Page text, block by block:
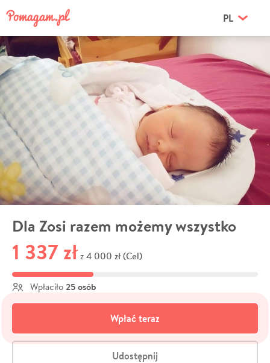
PL
Dla Zosi razem możemy wszystko
1 337 zł z 4 000 zł (Cel)
Wpłaciło 25 osób
Wpłać teraz
Udostępnij